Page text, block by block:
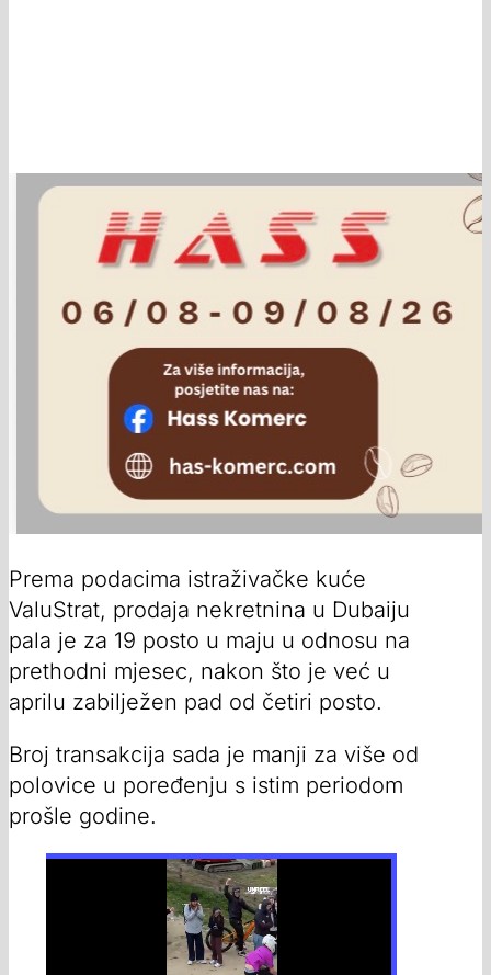
Prema podacima istraživačke kuće
ValuStrat, prodaja nekretnina u Dubaiju
pala je za 19 posto u maju u odnosu na
prethodni mjesec, nakon što je već u
aprilu zabilježen pad od četiri posto.
Broj transakcija sada je manji za više od
polovice u poređenju s istim periodom
prošle godine.